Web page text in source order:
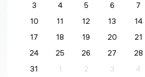
3
4 5 6 7
10
11 12 13 14
17
18 19 20 21
24
25 26 27 28
31
1 2 3 4